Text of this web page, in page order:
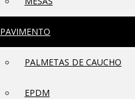
PAVIMENTO
PALMETAS DE CAUCHO
EPDM